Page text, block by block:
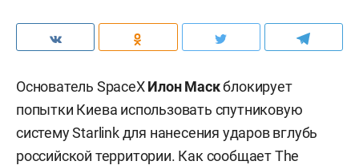
Основатель SpaceXИлон Маскблокирует
попытки Киева использовать спутниковую
систему Starlink для нанесения ударов вглубь
российской территории. Как сообщаетThe